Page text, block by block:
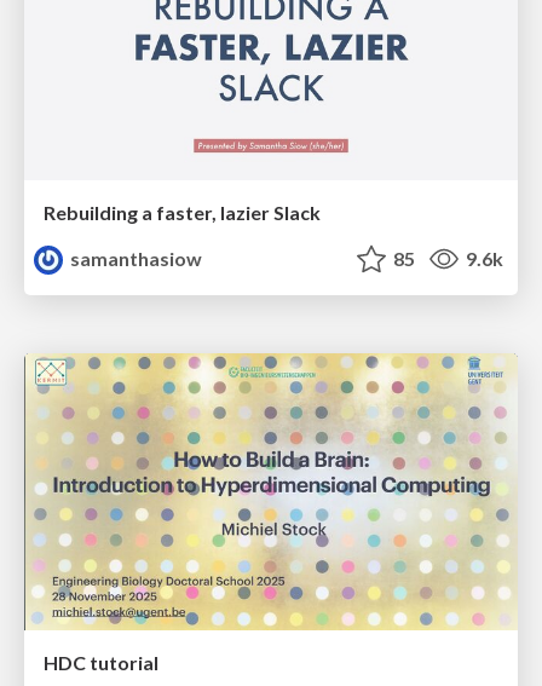
Rebuilding a faster, lazier Slack
samanthasiow
85 9.6k
HDC tutorial